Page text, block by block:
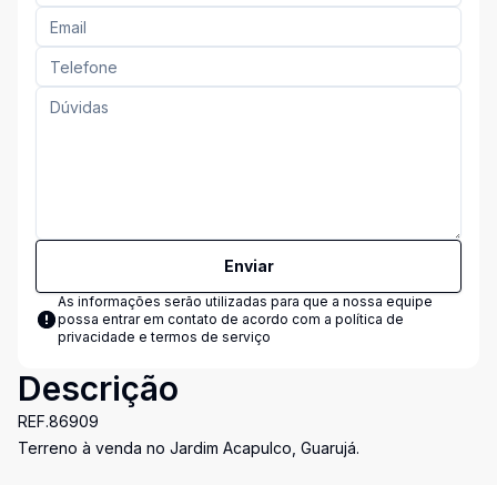
Enviar
As informações serão utilizadas para que a nossa equipe
possa entrar em contato de acordo com a política de
privacidade e termos de serviço
Descrição
REF.86909
Terreno à venda no Jardim Acapulco, Guarujá.